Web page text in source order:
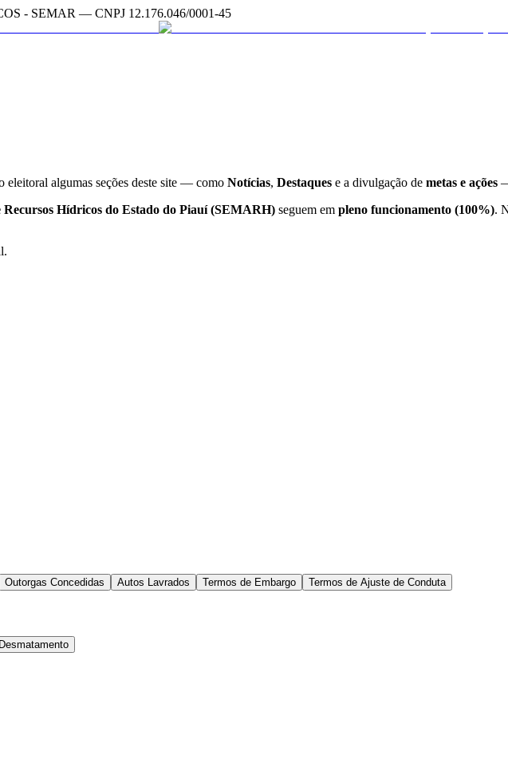
- SEMAR — CNPJ 12.176.046/0001-45
eleitoral algumas seções deste site — como Notícias, Destaques e a divulgação de metas e ações
Hídricos do Estado do Piauí (SEMARH) seguem em pleno funcionamento (100%).
Outorgas Concedidas Autos Lavrados Termos de Embargo Termos de Ajuste de Conduta